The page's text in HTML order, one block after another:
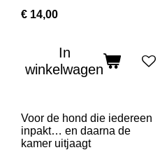
€ 14,00
In
winkelwagen
Voor de hond die iedereen
inpakt… en daarna de
kamer uitjaagt